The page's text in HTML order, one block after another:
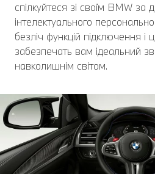
спілкуйтеся зі своїм BMW за
інтелектуального
безліч функцій підключення і
забезпечать вам ідеальний
навколишнім світом.